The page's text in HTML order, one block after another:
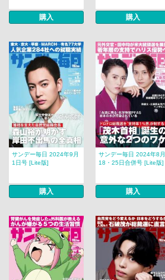
購入 購入
サンデー毎日 2024年9月
1日号 [Lite版]
購入
サンデー毎日 2024年8月
18・25日合併号 [Lite版]
購入